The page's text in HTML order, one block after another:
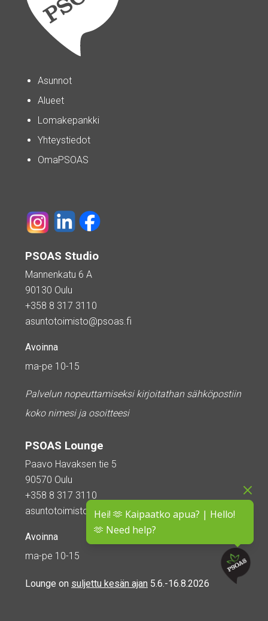
Hei! 🫶 Kaipaatko apua? | Hello!
🫶 Need help?
Asunnot
Alueet
Lomakepankki
Yhteystiedot
OmaPSOAS
PSOAS Studio
Mannenkatu 6 A
90130 Oulu
+358 8 317 3110
asuntotoimisto@psoas.fi
Avoinna
ma-pe 10-15
Palvelun nopeuttamiseksi kirjoitathan sähköpostiin
koko nimesi ja osoitteesi
PSOAS Lounge
Paavo Havaksen tie 5
90570 Oulu
+358 8 317 3110
asuntotoimisto@psoas.fi
Avoinna
ma-pe 10-15
Lounge on suljettu kesän ajan 5.6.-16.8.2026